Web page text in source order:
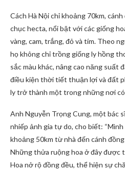
Cách Hà Nội chỉ khoảng 70km,
chục hecta, nổi bật với các giống
vàng, cam, trắng, đỏ và tím. Theo
họ không chỉ trồng giống ly hồng
sắc màu khác, nâng cao năng suất
điều kiện thời tiết thuận lợi và đất
ly trở thành một trong những nơi
Anh Nguyễn Trọng Cung, một bác
nhiếp ảnh gia tự do, cho biết:
khoảng 50km từ nhà đến cánh
Những thửa ruộng hoa ở đây được
Hoa nở rộ đồng đều, thể hiện sự